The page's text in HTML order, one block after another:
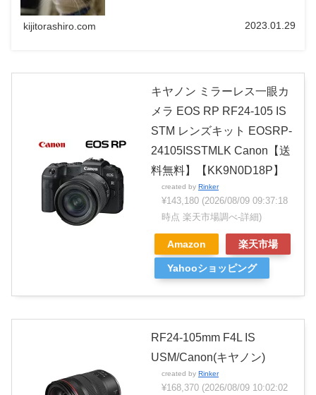
kijitorashiro.com 2023.01.29
キヤノン ミラーレス一眼カ
メラ EOS RP RF24-105 IS
STM レンズキット EOSRP-
24105ISSTMLK Canon【送
料無料】【KK9N0D18P】
created by Rinker
¥143,180 (2026/08/09 09:37:18
時点 楽天市場調べ-詳細)
Amazon 楽天市場
Yahooショッピング
RF24-105mm F4L IS
USM/Canon(キヤノン)
created by Rinker
¥168,370 (2026/08/09 10:02:02